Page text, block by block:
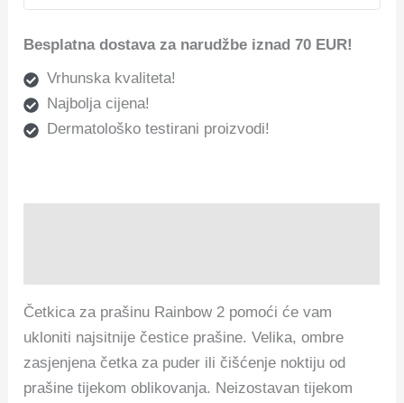
Besplatna dostava za narudžbe iznad 70 EUR!
Vrhunska kvaliteta!
Najbolja cijena!
Dermatološko testirani proizvodi!
Četkica za prašinu Rainbow 2 pomoći će vam
ukloniti najsitnije čestice prašine. Velika, ombre
zasjenjena četka za puder ili čišćenje noktiju od
prašine tijekom oblikovanja. Neizostavan tijekom